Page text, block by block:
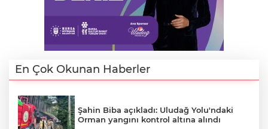
En Çok Okunan Haberler
Şahin Biba açıkladı: Uludağ Yolu'ndaki
Orman yangını kontrol altına alındı